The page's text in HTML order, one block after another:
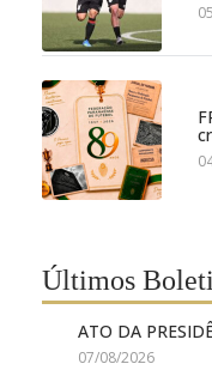
Últimos
ATO DA
07/08/2026